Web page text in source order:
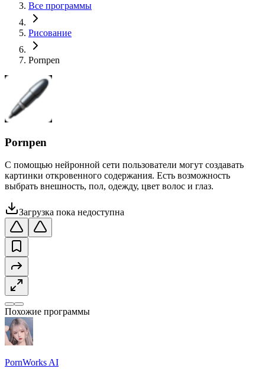
Все программы
Рисование
Pornpen
Pornpen
С помощью нейронной сети пользователи могут создавать
картинки откровенного содержания. Есть возможность
выбрать внешность, пол, одежду, цвет волос и глаз.
Загрузка пока недоступна
Похожие программы
PornWorks AI